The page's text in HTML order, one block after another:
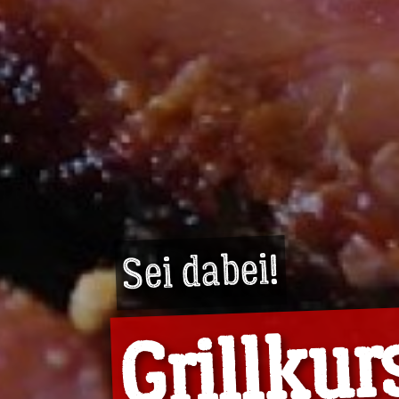
Sei dabei!